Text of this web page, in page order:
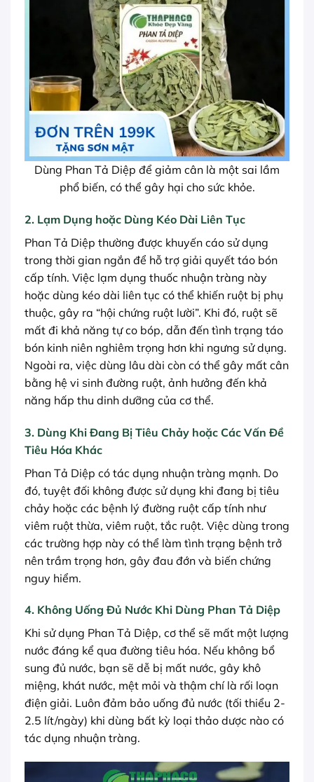
Dùng Phan Tả Diệp để giảm cân là một sai lầm
phổ biến, có thể gây hại cho sức khỏe.
2. Lạm Dụng hoặc Dùng Kéo Dài Liên Tục
Phan Tả Diệp thường được khuyến cáo sử dụng
trong thời gian ngắn để hỗ trợ giải quyết táo bón
cấp tính. Việc lạm dụng thuốc nhuận tràng này
hoặc dùng kéo dài liên tục có thể khiến ruột bị phụ
thuộc, gây ra “hội chứng ruột lười”. Khi đó, ruột sẽ
mất đi khả năng tự co bóp, dẫn đến tình trạng táo
bón kinh niên nghiêm trọng hơn khi ngưng sử dụng.
Ngoài ra, việc dùng lâu dài còn có thể gây mất cân
bằng hệ vi sinh đường ruột, ảnh hưởng đến khả
năng hấp thu dinh dưỡng của cơ thể.
3. Dùng Khi Đang Bị Tiêu Chảy hoặc Các Vấn Đề
Tiêu Hóa Khác
Phan Tả Diệp có tác dụng nhuận tràng mạnh. Do
đó, tuyệt đối không được sử dụng khi đang bị tiêu
chảy hoặc các bệnh lý đường ruột cấp tính như
viêm ruột thừa, viêm ruột, tắc ruột. Việc dùng trong
các trường hợp này có thể làm tình trạng bệnh trở
nên trầm trọng hơn, gây đau đớn và biến chứng
nguy hiểm.
4. Không Uống Đủ Nước Khi Dùng Phan Tả Diệp
Khi sử dụng Phan Tả Diệp, cơ thể sẽ mất một lượng
nước đáng kể qua đường tiêu hóa. Nếu không bổ
sung đủ nước, bạn sẽ dễ bị mất nước, gây khô
miệng, khát nước, mệt mỏi và thậm chí là rối loạn
điện giải. Luôn đảm bảo uống đủ nước (tối thiểu 2-
2.5 lít/ngày) khi dùng bất kỳ loại thảo dược nào có
tác dụng nhuận tràng.